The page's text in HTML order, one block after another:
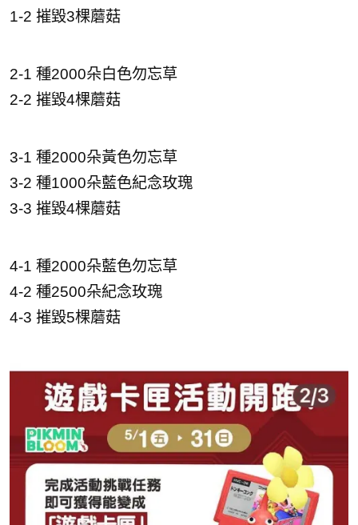
1-2 摧毀3棵蘑菇
2-1 種2000朵白色勿忘草
2-2 摧毀4棵蘑菇
3-1 種2000朵黃色勿忘草
3-2 種1000朵藍色紀念玫瑰
3-3 摧毀4棵蘑菇
4-1 種2000朵藍色勿忘草
4-2 種2500朵紀念玫瑰
4-3 摧毀5棵蘑菇